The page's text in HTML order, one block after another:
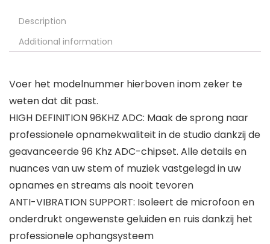
Description
Additional information
Voer het modelnummer hierboven inom zeker te
weten dat dit past.
HIGH DEFINITION 96KHZ ADC: Maak de sprong naar
professionele opnamekwaliteit in de studio dankzij de
geavanceerde 96 Khz ADC-chipset. Alle details en
nuances van uw stem of muziek vastgelegd in uw
opnames en streams als nooit tevoren
ANTI-VIBRATION SUPPORT: Isoleert de microfoon en
onderdrukt ongewenste geluiden en ruis dankzij het
professionele ophangsysteem